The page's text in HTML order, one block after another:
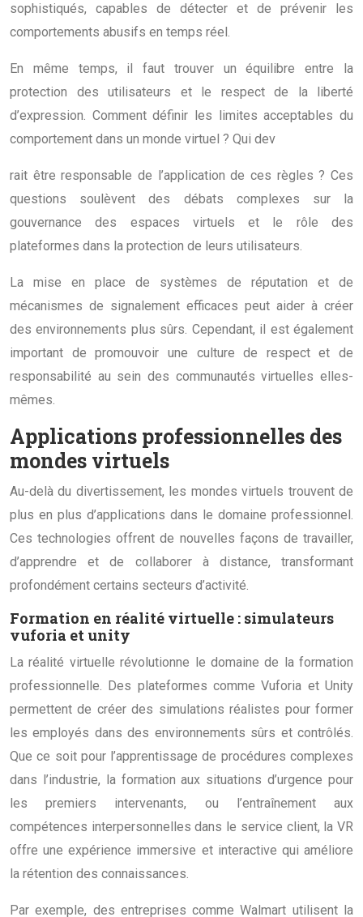
sophistiqués, capables de détecter et de prévenir les
comportements abusifs en temps réel.
En même temps, il faut trouver un équilibre entre la
protection des utilisateurs et le respect de la liberté
d’expression. Comment définir les limites acceptables du
comportement dans un monde virtuel ? Qui dev
rait être responsable de l’application de ces règles ? Ces
questions soulèvent des débats complexes sur la
gouvernance des espaces virtuels et le rôle des
plateformes dans la protection de leurs utilisateurs.
La mise en place de systèmes de réputation et de
mécanismes de signalement efficaces peut aider à créer
des environnements plus sûrs. Cependant, il est également
important de promouvoir une culture de respect et de
responsabilité au sein des communautés virtuelles elles-
mêmes.
Applications professionnelles des
mondes virtuels
Au-delà du divertissement, les mondes virtuels trouvent de
plus en plus d’applications dans le domaine professionnel.
Ces technologies offrent de nouvelles façons de travailler,
d’apprendre et de collaborer à distance, transformant
profondément certains secteurs d’activité.
Formation en réalité virtuelle : simulateurs
vuforia et unity
La réalité virtuelle révolutionne le domaine de la formation
professionnelle. Des plateformes comme Vuforia et Unity
permettent de créer des simulations réalistes pour former
les employés dans des environnements sûrs et contrôlés.
Que ce soit pour l’apprentissage de procédures complexes
dans l’industrie, la formation aux situations d’urgence pour
les premiers intervenants, ou l’entraînement aux
compétences interpersonnelles dans le service client, la VR
offre une expérience immersive et interactive qui améliore
la rétention des connaissances.
Par exemple, des entreprises comme Walmart utilisent la